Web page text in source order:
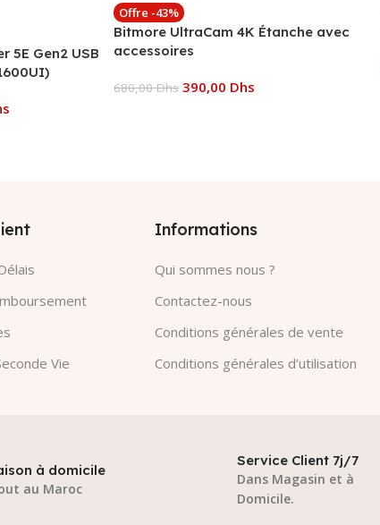
5E Gen2 USB
Offre -43%
Bitmore UltraCam 4K Étanche avec
accessoires
680,00Dhs 390,00 Dhs
Vie
Informations
Qui sommes nous ?
Contactez-nous
Conditions générales de vente
Conditions générales d’utilisation
à domicile
au Maroc
Service Client 7j/7
Dans Magasin et à
Domicile.